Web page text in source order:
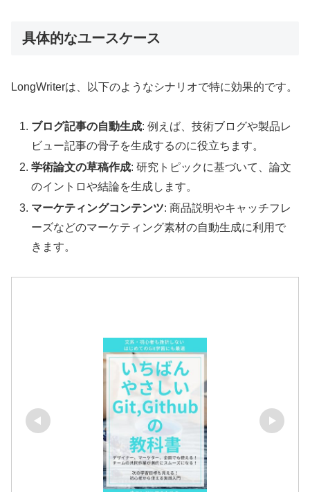
具体的なユースケース
LongWriterは、以下のようなシナリオで特に効果的です。
ブログ記事の自動生成: 例えば、技術ブログや製品レ
ビュー記事の骨子を生成するのに役立ちます。
学術論文の草稿作成: 研究トピックに基づいて、論文
のイントロや結論を生成します。
マーケティングコンテンツ: 商品説明やキャッチフレ
ーズなどのマーケティング素材の自動生成に利用で
きます。